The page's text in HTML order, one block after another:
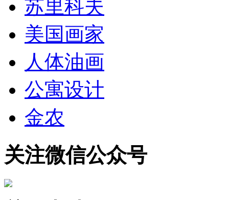
苏里科夫
美国画家
人体油画
公寓设计
金农
关注微信公众号